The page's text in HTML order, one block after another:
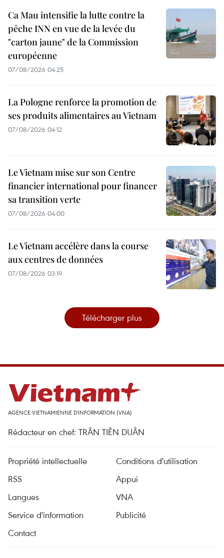
Ca Mau intensifie la lutte contre la
pêche INN en vue de la levée du
"carton jaune" de la Commission
européenne
07/08/2026 04:25
La Pologne renforce la promotion de
ses produits alimentaires au Vietnam
07/08/2026 04:12
Le Vietnam mise sur son Centre
financier international pour financer
sa transition verte
07/08/2026 04:00
Le Vietnam accélère dans la course
aux centres de données
07/08/2026 03:19
Télécharger plus
AGENCE VIETNAMIENNE D'INFORMATION (VNA)
Rédacteur en chef: TRÂN TIÊN DUÂN
Propriété intellectuelle
Conditions d'utilisation
RSS
Appui
Langues
VNA
Service d'information
Publicité
Contact